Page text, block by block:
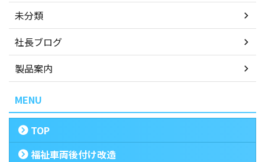
未分類
社長ブログ
製品案内
MENU
TOP
福祉車両後付け改造